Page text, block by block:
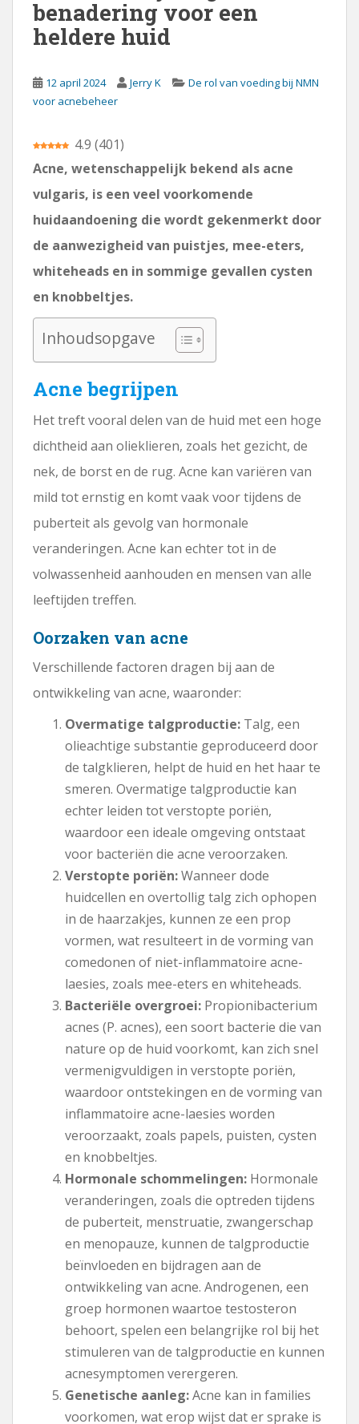
benadering voor een
heldere huid
12 april 2024 Jerry K
De rol van voeding bij NMN
voor acnebeheer
4.9 (401)
Acne, wetenschappelijk bekend als acne
vulgaris, is een veel voorkomende
huidaandoening die wordt gekenmerkt door
de aanwezigheid van puistjes, mee-eters,
whiteheads en in sommige gevallen cysten
en knobbeltjes.
Inhoudsopgave
Acne begrijpen
Het treft vooral delen van de huid met een hoge
dichtheid aan olieklieren, zoals het gezicht, de
nek, de borst en de rug. Acne kan variëren van
mild tot ernstig en komt vaak voor tijdens de
puberteit als gevolg van hormonale
veranderingen. Acne kan echter tot in de
volwassenheid aanhouden en mensen van alle
leeftijden treffen.
Oorzaken van acne
Verschillende factoren dragen bij aan de
ontwikkeling van acne, waaronder:
Overmatige talgproductie: Talg, een
olieachtige substantie geproduceerd door
de talgklieren, helpt de huid en het haar te
smeren. Overmatige talgproductie kan
echter leiden tot verstopte poriën,
waardoor een ideale omgeving ontstaat
voor bacteriën die acne veroorzaken.
Verstopte poriën:Wanneer dode
huidcellen en overtollig talg zich ophopen
in de haarzakjes, kunnen ze een prop
vormen, wat resulteert in de vorming van
comedonen of niet-inflammatoire acne-
laesies, zoals mee-eters en whiteheads.
Bacteriële overgroei: Propionibacterium
acnes (P. acnes), een soort bacterie die van
nature op de huid voorkomt, kan zich snel
vermenigvuldigen in verstopte poriën,
waardoor ontstekingen en de vorming van
inflammatoire acne-laesies worden
veroorzaakt, zoals papels, puisten, cysten
en knobbeltjes.
Hormonale schommelingen: Hormonale
veranderingen, zoals die optreden tijdens
de puberteit, menstruatie, zwangerschap
en menopauze, kunnen de talgproductie
beïnvloeden en bijdragen aan de
ontwikkeling van acne. Androgenen, een
groep hormonen waartoe testosteron
behoort, spelen een belangrijke rol bij het
stimuleren van de talgproductie en kunnen
acnesymptomen verergeren.
Genetische aanleg:Acne kan in families
voorkomen, wat erop wijst dat er sprake is